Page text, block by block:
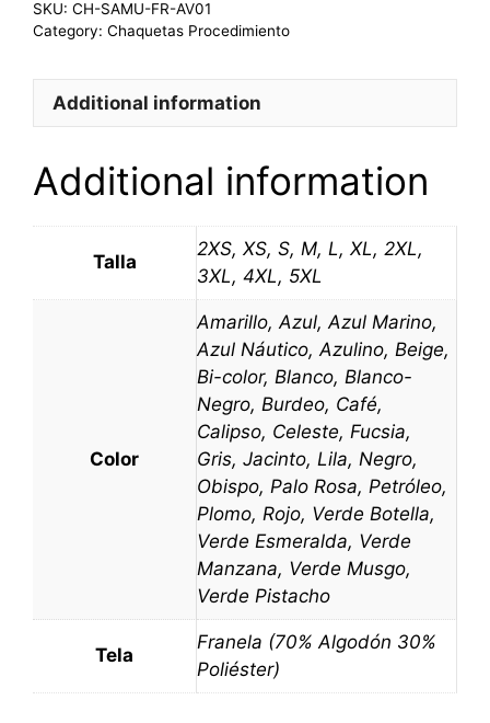
quantity
SKU: CH-SAMU-FR-AV01
Category: Chaquetas Procedimiento
Additional information
Additional information
Talla
2XS, XS, S, M, L, XL, 2XL,
3XL, 4XL, 5XL
Color
Amarillo, Azul, Azul Marino,
Azul Náutico, Azulino, Beige,
Bi-color, Blanco, Blanco-
Negro, Burdeo, Café,
Calipso, Celeste, Fucsia,
Gris, Jacinto, Lila, Negro,
Obispo, Palo Rosa, Petróleo,
Plomo, Rojo, Verde Botella,
Verde Esmeralda, Verde
Manzana, Verde Musgo,
Verde Pistacho
Tela
Franela (70% Algodón 30%
Poliéster)